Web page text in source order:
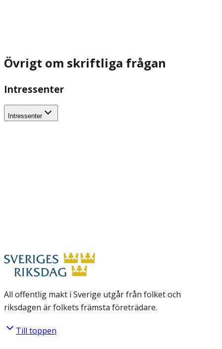
Övrigt om skriftliga frågan
Intressenter
Intressenter
All offentlig makt i Sverige utgår från folket och
riksdagen är folkets främsta företrädare.
Till toppen